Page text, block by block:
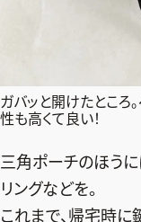
ガバッと開けたところ
性も高くて良い！
三角ポーチのほうに
リングなどを。
これまで、帰宅時